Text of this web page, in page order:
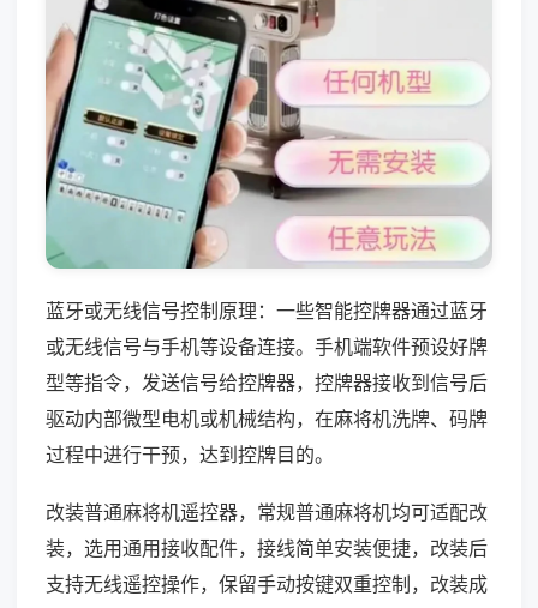
蓝牙或无线信号控制原理：一些智能控牌器通过蓝牙
或无线信号与手机等设备连接。手机端软件预设好牌
型等指令，发送信号给控牌器，控牌器接收到信号后
驱动内部微型电机或机械结构，在麻将机洗牌、码牌
过程中进行干预，达到控牌目的。
改装普通麻将机遥控器，常规普通麻将机均可适配改
装，选用通用接收配件，接线简单安装便捷，改装后
支持无线遥控操作，保留手动按键双重控制，改装成